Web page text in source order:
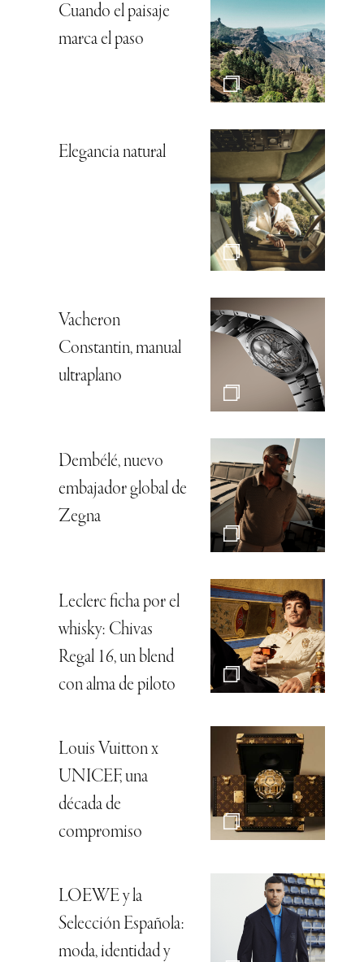
Cuando el paisaje
marca el paso
Elegancia natural
Vacheron
Constantin, manual
ultraplano
Dembélé, nuevo
embajador global de
Zegna
Leclerc ficha por el
whisky: Chivas
Regal 16, un blend
con alma de piloto
Louis Vuitton x
UNICEF, una
década de
compromiso
LOEWE y la
Selección Española:
moda, identidad y